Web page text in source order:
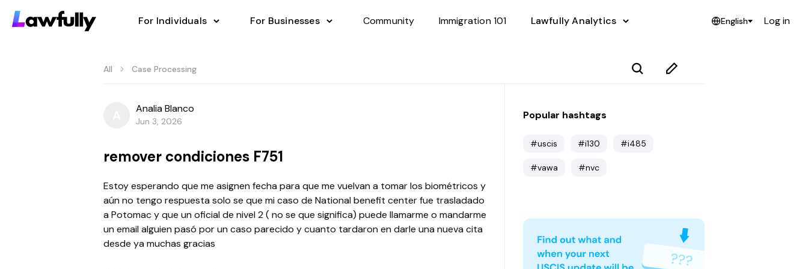
For Individuals For Businesses Community Immigration 101 Lawfully Analytics English Log in
All Case Processing
Analia Blanco
Jun 3, 2026
remover condiciones F751
Estoy esperando que me asignen fecha para que me vuelvan a tomar los biométricos y
aún no tengo respuesta solo se que mi caso de National benefit center fue trasladado
a Potomac y que un oficial de nivel 2 ( no se que significa) puede llamarme o mandarme
un email alguien pasó por un caso parecido y cuanto tardaron en darle una nueva cita
desde ya muchas gracias
Popular hashtags
#uscis #i130 #i485
#vawa #nvc